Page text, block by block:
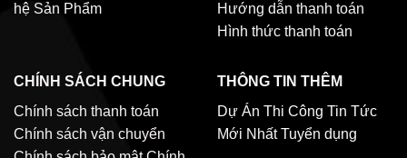
hệ Sản Phẩm
Hướng dẫn thanh toán
Hình thức thanh toán
CHÍNH SÁCH CHUNG
Chính sách thanh toán
Chính sách vận chuyển
THÔNG TIN THÊM
Dự Án Thi Công Tin Tức
Mới Nhất Tuyển dụng